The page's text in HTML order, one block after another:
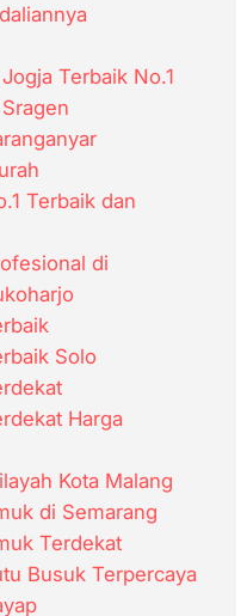
Terbaik No.1
Terbaik dan
di
Solo
Harga
Kota Malang
di Semarang
Terdekat
Busuk Terpercaya